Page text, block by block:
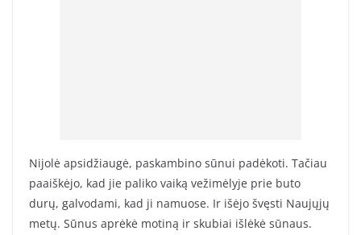
Nijolė apsidžiaugė, paskambino sūnui padėkoti. Tačiau
paaiškėjo, kad jie paliko vaiką vežimėlyje prie buto
durų, galvodami, kad ji namuose. Ir išėjo švęsti Naujųjų
metų. Sūnus aprėkė motiną ir skubiai išlėkė sūnaus.